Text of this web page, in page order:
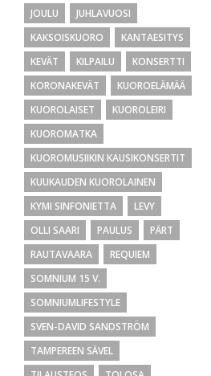
JOULU
JUHLAVUOSI
KAKSOISKUORO
KANTAESITYS
KEVÄT
KILPAILU
KONSERTTI
KORONAKEVÄT
KUOROELÄMÄÄ
KUOROLAISET
KUOROLEIRI
KUOROMATKA
KUOROMUSIIKIN KAUSIKONSERTIT
KUUKAUDEN KUOROLAINEN
KYMI SINFONIETTA
LEVY
OLLI SAARI
PAULUS
PÄRT
RAUTAVAARA
REQUIEM
SOMNIUM 15 V.
SOMNIUMLIFESTYLE
SVEN-DAVID SANDSTRÖM
TAMPEREEN SÄVEL